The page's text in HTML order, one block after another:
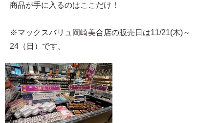
商品が手に入るのはここだけ！
※マックスバリュ岡崎美合店の販売日は11/21(木)～
24（日）です。